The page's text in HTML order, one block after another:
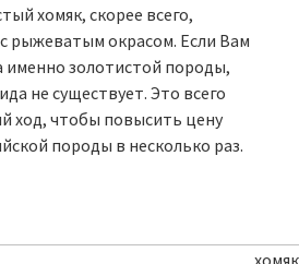
хомяк, скорее всего,
рыжеватым окрасом. Если Вам
именно золотистой породы,
не существует. Это всего
ход, чтобы повысить цену
породы в несколько раз.